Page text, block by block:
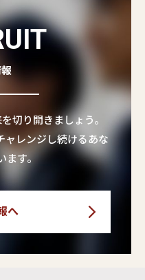
切り開きましょう。
ャレンジし続けるあな
ます。
へ